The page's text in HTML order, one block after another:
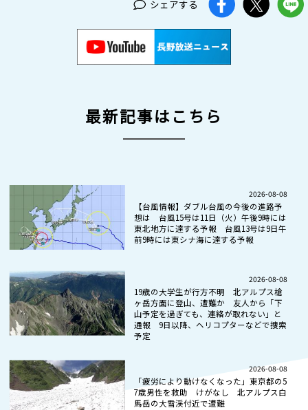
シェアする
最新記事はこちら
2026-08-08
【台風情報】ダブル台風の今後の進路予
想は 台風15号は11日（火）午後9時には
東北地方に達する予報 台風13号は9日午
前9時には東シナ海に達する予報
2026-08-08
19歳の大学生が行方不明 北アルプス槍
ヶ岳方面に登山、遭難か 友人から「下
山予定を過ぎても、連絡が取れない」と
通報 9日以降、ヘリコプターなどで捜索
予定
2026-08-08
「疲労により動けなくなった」東京都の5
7歳男性を救助 けがなし 北アルプス白
馬岳の大雪渓付近で遭難